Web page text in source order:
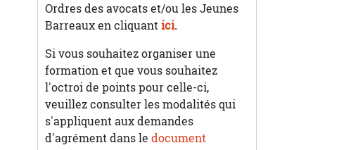
Ordres des avocats et/ou les Jeunes
Barreaux en cliquantici.
Si vous souhaitez organiser une
formation et que vous souhaitez
l'octroi de points pour celle-ci,
veuillez consulter les modalités qui
s'appliquent aux demandes
d'agrément dans ledocument